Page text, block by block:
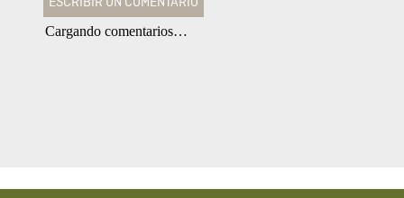
Califique el producto de 1 a 5 estrellas
Cargando comentarios…